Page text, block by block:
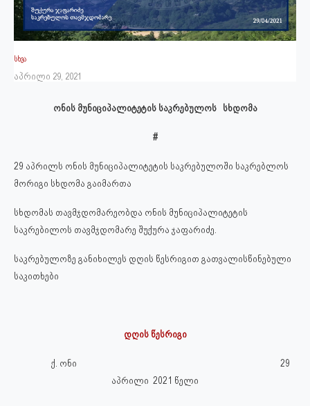
სხვა
აპრილი 29, 2021
ონის მუნიციპალიტეტის საკრებულოს სხდომა
#
29 აპრილს ონის მუნიციპალიტეტის საკრებულოში საკრებლოს
მორიგი სხდომა გაიმართა
სხდომას თავმჯდომარეობდა ონის მუნიციპალიტეტის
საკრებილოს თავმჯდომარე შუქურა ჯაფარიძე.
საკრებულოზე განიხილეს დღის წესრიგით გათვალისწინებული
საკითხები
დღის წესრიგი
ქ. ონი 29
აპრილი 2021 წელი